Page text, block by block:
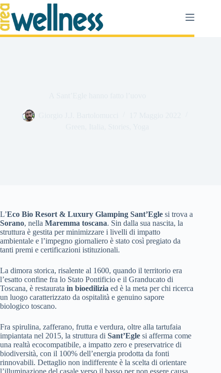
Salta
al
contenuto
L’Eco Bio Resort & Luxury Glamping Sant’Egle si trova a
Sorano, nella Maremma toscana. Sin dalla sua nascita, la
struttura è gestita per minimizzare i livelli di impatto
ambientale e l’impegno giornaliero è stato così pregiato da
tanti premi e certificazioni istituzionali.
La dimora storica, risalente al 1600, quando il territorio era
l’esatto confine fra lo Stato Pontificio e il Granducato di
Toscana, è restaurata in bioedilizia ed è la meta per chi ricerca
un luogo caratterizzato da ospitalità e genuino sapore
biologico toscano.
Fra spirulina, zafferano, frutta e verdura, oltre alla tartufaia
impiantata nel 2015, la struttura di Sant’Egle si afferma come
una realtà ecocompatibile, a impatto zero e preservatrice di
biodiversità, con il 100% dell’energia prodotta da fonti
rinnovabili. Dettaglio non indifferente è la scelta di orientare
l’illuminazione del casale verso il basso per non essere causa